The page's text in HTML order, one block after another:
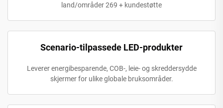
land/områder 269 + kundestøtte
Scenario-tilpassede LED-produkter
Leverer energibesparende, COB-, leie- og skreddersydde
skjermer for ulike globale bruksområder.